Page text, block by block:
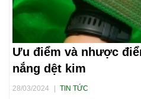
Ưu điểm và nhược
nắng dệt kim
28/03/2024 TIN TỨC